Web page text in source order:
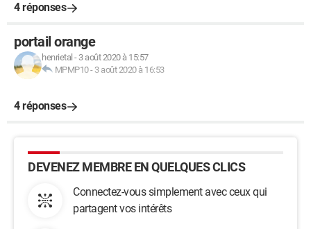
4 réponses
portail orange
henrietal - 3 août 2020 à 15:57
MPMP10- 3 août 2020 à 16:53
4 réponses
DEVENEZ MEMBRE EN QUELQUES CLICS
Connectez-vous simplement avec ceux qui
partagent vos intérêts